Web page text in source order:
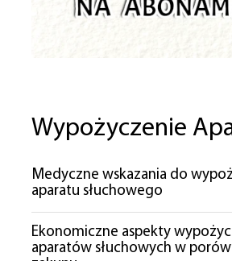
Wypożyczenie
Medyczne wskazania do
aparatu słuchowego
Ekonomiczne aspekty
aparatów słuchowych w